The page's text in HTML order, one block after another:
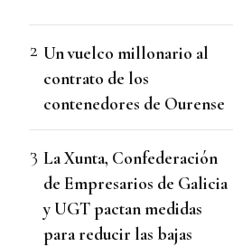
Un vuelco millonario al
contrato de los
contenedores de Ourense
La Xunta, Confederación
de Empresarios de Galicia
y UGT pactan medidas
para reducir las bajas